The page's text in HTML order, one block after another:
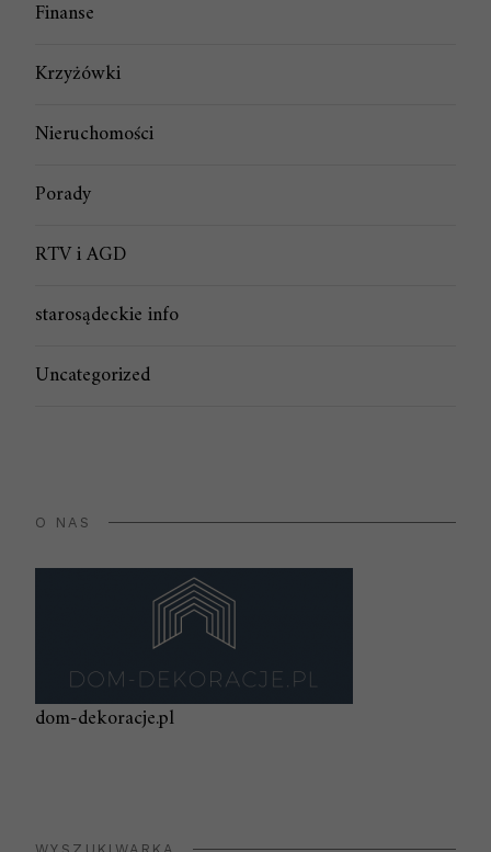
Finanse
Krzyżówki
Nieruchomości
Porady
RTV i AGD
starosądeckie info
Uncategorized
O NAS
dom-dekoracje.pl